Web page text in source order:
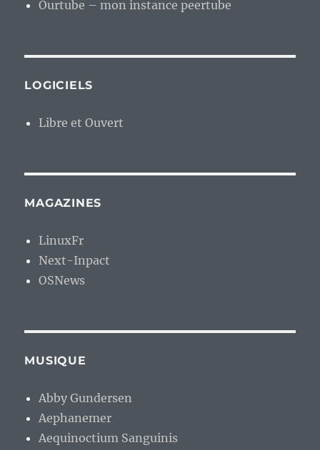
Ourtube – mon instance peertube
LOGICIELS
Libre et Ouvert
MAGAZINES
LinuxFr
Next-Inpact
OSNews
MUSIQUE
Abby Gundersen
Aephanemer
Aequinoctium Sanguinis